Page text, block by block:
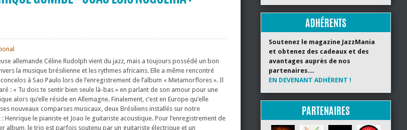
allemande Céline Rudolph vient du jazz, mais a toujours possédé un bon
la musique brésilienne et les rythmes africains. Elle a même rencontré
à Sao Paulo lors de l’enregistrement de l’album « Metamorflores ». Il
: « Tu dois te sentir bien seule là-bas » en parlant de son amour pour une
alors qu’elle réside en Allemagne. Finalement, c’est en Europe qu’elle
nouveaux comparses musicaux, deux Brésiliens installés sur notre
Henrique le pianiste et Joao le guitariste acoustique. Pour l’enregistrement de
album, le trio est parfois soutenu par un guitariste électrique et un
ADHÉRENTS
Soutenez le magazine JazzMania
et obtenez des cadeaux et des
avantages auprès de nos
partenaires…
EN DEVENANT ADHÉRENT !
PARTENAIRES